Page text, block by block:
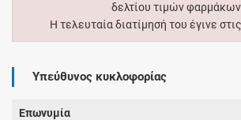
δελτίου τιμών
Η τελευταία διατίμησή του έγινε
Υπεύθυνος κυκλοφορίας
Επωνυμία